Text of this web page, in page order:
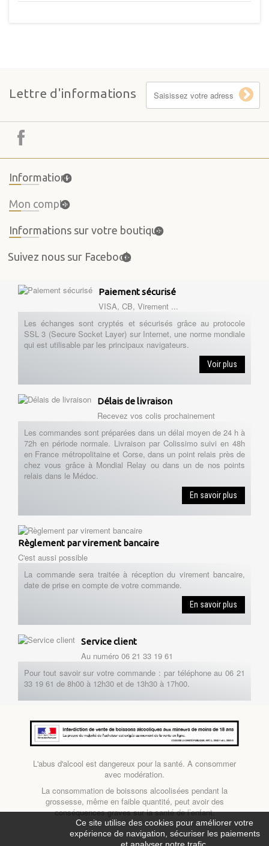
Lettre d'informations
Informations
Mon compte
Informations sur votre boutique
Suivez nous sur Facebook
Paiement sécurisé
VISA, CB, Virement ...
Les échanges sont cryptés et sécurisés grâce au protocole
SSL 3 (Secure Socket Layer) sur Internet, une norme mondiale
qui est utilisable par les principaux navigateurs.
Voir plus
Délais de livraison
Recevez vos colis prochainement
Les commandes sont préparées dans un délai moyen de 24 h à
72h en période normale. Livraison par Colissimo suivi en 48h
en France métropolitaine et Corse, dans un point relais près de
chez vous grâce à Mondial Relay ou dans un de nos points
relais dans le Médoc.
En savoir plus
Règlement par virement bancaire
C'est aussi possible
La commande sera traitée à réception du virement bancaire,
date de prise en compte de votre commande.
En savoir plus
Service client
Au numéro 06 21 33 19 61
Pour tout savoir sur votre commande : par téléphone au 06 21
33 19 61 de 8h00 à 12h30 et de 13h30 à 17h00.
Ce site utilise des cookies pour améliorer votre
expérience de navigation, sécuriser les paiements
L'abus d'alcool est dangereux pour la santé. A consommer
avec modération.
La consommation de boissons alcoolisées pendant la
grossesse, même en faible quantité, peut avoir des
conséquences graves sur la santé de l’enfant.